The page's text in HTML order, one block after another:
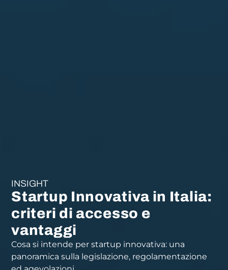
INSIGHT
Startup Innovativa in Italia:
criteri di accesso e
vantaggi
Cosa si intende per startup innovativa: una
panoramica sulla legislazione, regolamentazione